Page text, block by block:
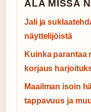
ALA MISSA
Jali ja
näyttelijöistä
Kuinka parantaa
korjaus
Maailman isoin
tappavuus ja